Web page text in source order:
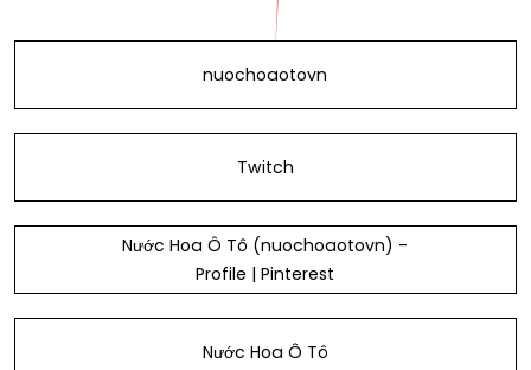
nuochoaotovn
Twitch
Nước Hoa Ô Tô (nuochoaotovn) -
Profile | Pinterest
Nước Hoa Ô Tô